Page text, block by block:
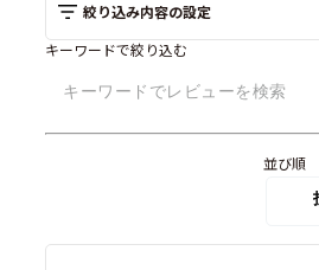
絞り込み内容の設定
キーワードで絞り込む
並び順